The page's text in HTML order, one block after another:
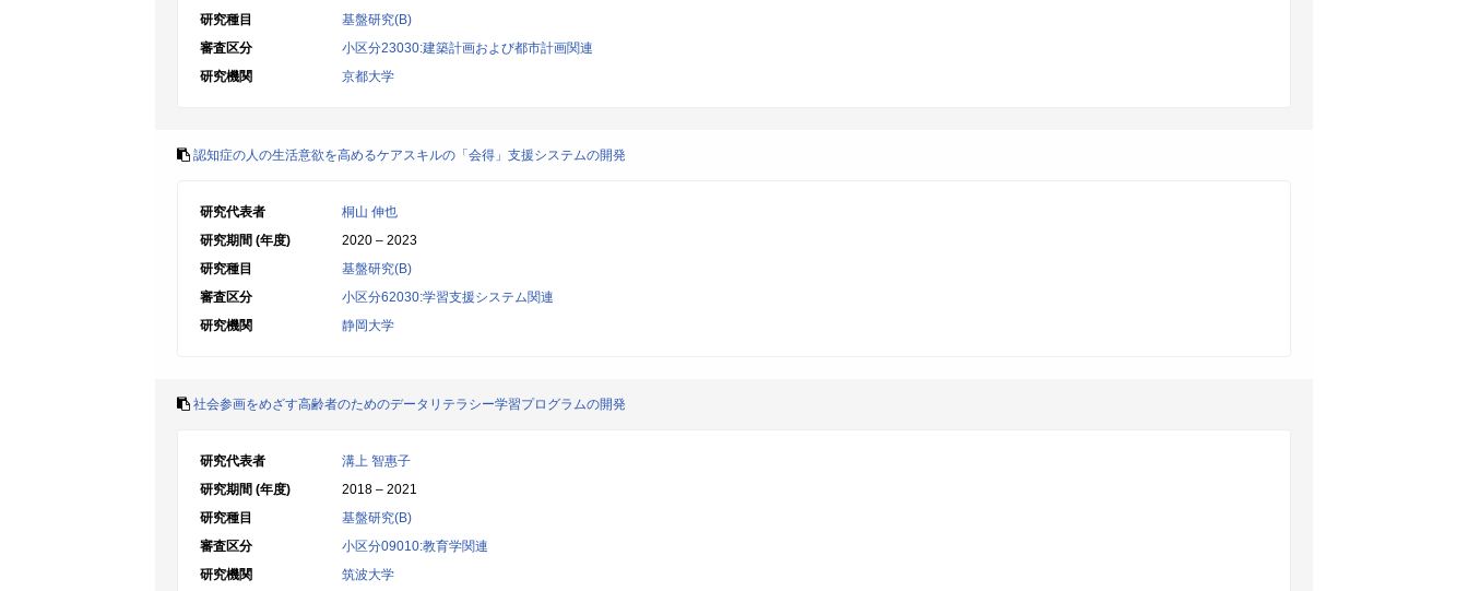
研究種目
基盤研究(B)
審査区分
小区分23030:建築計画および都市計画関連
研究機関
京都大学
認知症の人の生活意欲を高めるケアスキルの「会得」支援システムの開発
研究代表者
桐山 伸也
研究期間 (年度)
2020 – 2023
研究種目
基盤研究(B)
審査区分
小区分62030:学習支援システム関連
研究機関
静岡大学
社会参画をめざす高齢者のためのデータリテラシー学習プログラムの開発
研究代表者
溝上 智惠子
研究期間 (年度)
2018 – 2021
研究種目
基盤研究(B)
審査区分
小区分09010:教育学関連
研究機関
筑波大学